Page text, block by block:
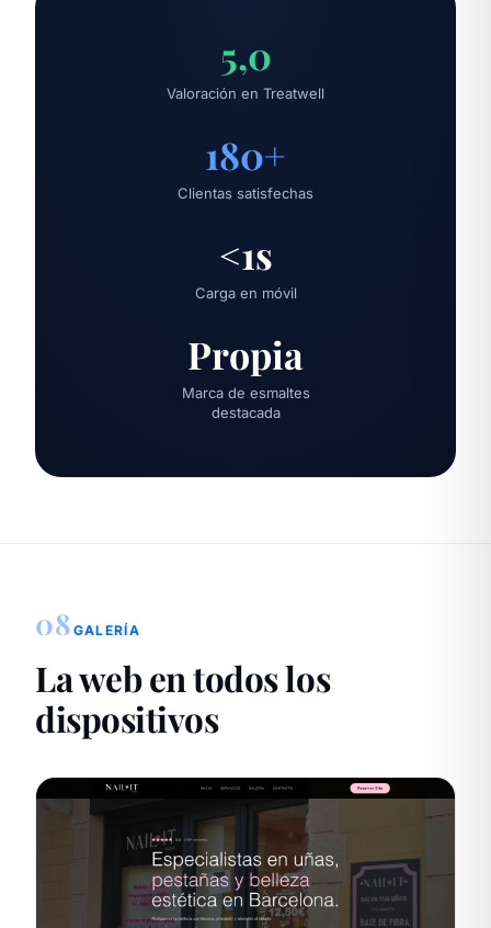
5,0
Valoración en Treatwell
180+
Clientas satisfechas
<1s
Carga en móvil
Propia
Marca de esmaltes
destacada
08 GALERÍA
La web en todos los
dispositivos